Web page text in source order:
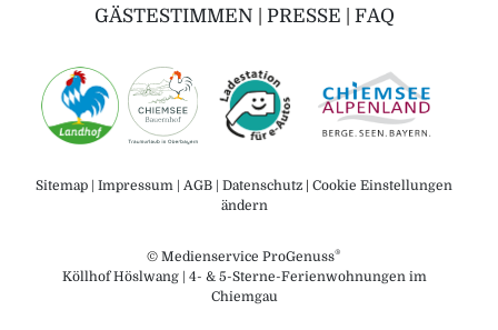
GÄSTESTIMMEN | PRESSE | FAQ
Sitemap |Impressum |AGB |Datenschutz |Cookie Einstellungen
ändern
©Medienservice ProGenuss®
Köllhof Höslwang | 4- & 5-Sterne-Ferienwohnungen im
Chiemgau